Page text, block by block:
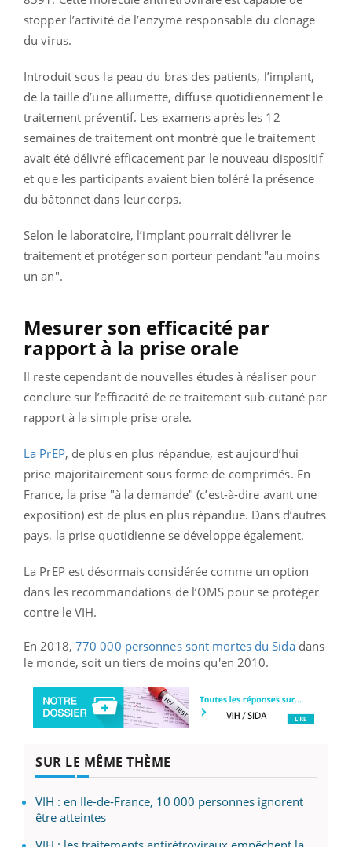
stopper l’activité de l’enzyme responsable du clonage
du virus.
Introduit sous la peau du bras des patients, l’implant,
de la taille d’une allumette, diffuse quotidiennement le
traitement préventif. Les examens après les 12
semaines de traitement ont montré que le traitement
avait été délivré efficacement par le nouveau dispositif
et que les participants avaient bien toléré la présence
du bâtonnet dans leur corps.
Selon le laboratoire, l’implant pourrait délivrer le
traitement et protéger son porteur pendant "au moins
un an".
Mesurer son efficacité par
rapport à la prise orale
Il reste cependant de nouvelles études à réaliser pour
conclure sur l’efficacité de ce traitement sub-cutané par
rapport à la simple prise orale.
La PrEP, de plus en plus répandue, est aujourd’hui
prise majoritairement sous forme de comprimés. En
France, la prise "à la demande" (c’est-à-dire avant une
exposition) est de plus en plus répandue. Dans d’autres
pays, la prise quotidienne se développe également.
La PrEP est désormais considérée comme un option
dans les recommandations de l’OMS pour se protéger
contre le VIH.
En 2018, 770 000 personnes sont mortes du Sidadans
le monde, soit un tiers de moins qu'en 2010.
SUR LE MÊME THÈME
VIH : en Ile-de-France, 10 000 personnes ignorent
être atteintes